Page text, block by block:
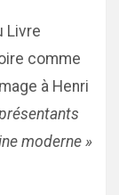
Livre
comme
à Henri
moderne »